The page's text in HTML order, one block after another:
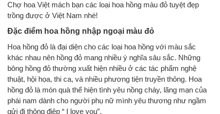
Chợ hoa Việt mách bạn các loại hoa hồng màu đỏ tuyệt đẹp
trồng được ở Việt Nam nhé!
Đặc điểm hoa hồng nhập ngoại màu đỏ
Hoa hồng đỏ là đại diện cho các loại hoa hồng với màu sắc
khác nhau nên hồng đỏ mang nhiều ý nghĩa sâu sắc. Những
bông hồng đỏ thường xuất hiện nhiều ở các tác phẩm nghệ
thuật, hội họa, thi ca, và nhiều phương tiện truyền thông. Hoa
hồng đỏ là món quà thể hiện tình yêu nồng cháy, lãng mạn của
phái nam dành cho người phụ nữ mình yêu thương như ngầm
gửi đi thông điệp “ I love you”.